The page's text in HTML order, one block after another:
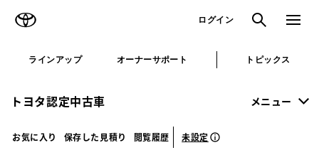
ログイン 検索 メニュ
ラインアップ オーナーサポート トピックス
トヨタ認定中古車 メニュー
お気に入り 保存した見積り 閲覧履歴 未設定